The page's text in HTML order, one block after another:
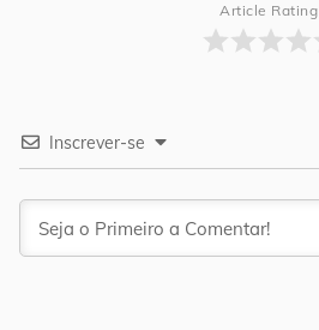
Article Rating
Inscrever-se